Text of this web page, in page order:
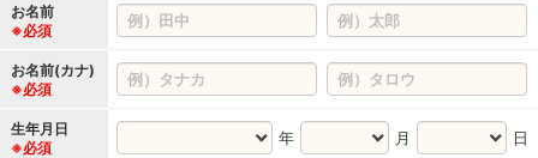
お名前
※必須
お名前(カナ)
※必須
生年月日
※必須
年 月 日